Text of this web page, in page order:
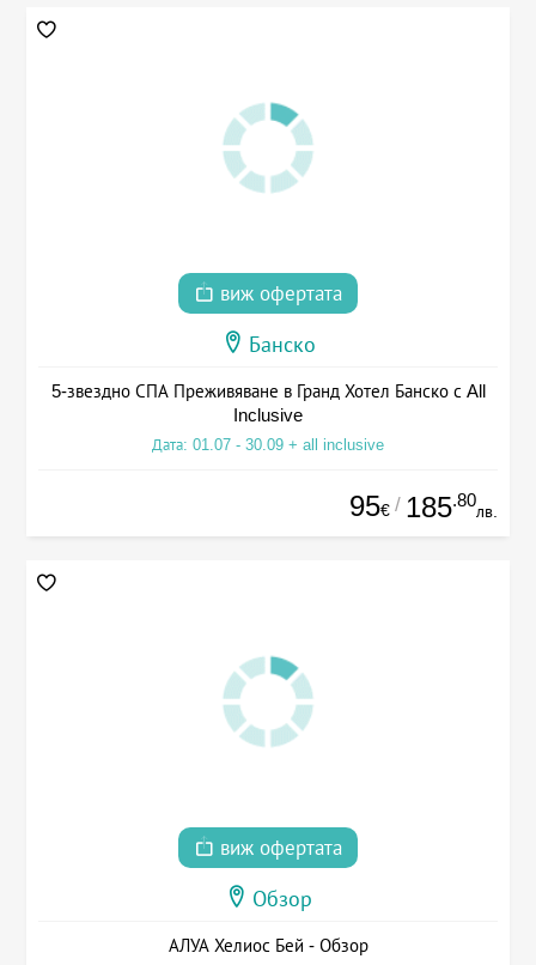
виж офертата
Банско
5-звездно СПА Преживяване в Гранд Хотел Банско с All
Inclusive
Дата: 01.07 - 30.09 + all inclusive
95€ / 185.80
лв.
виж офертата
Обзор
АЛУА Хелиос Бей - Обзор